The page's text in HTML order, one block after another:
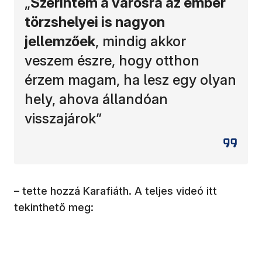
törzshelyei is nagyon
jellemzőek, mindig akkor
veszem észre, hogy otthon
érzem magam, ha lesz egy olyan
hely, ahova állandóan
visszajárok”
– tette hozzá Karafiáth. A teljes videó itt
tekinthető meg: